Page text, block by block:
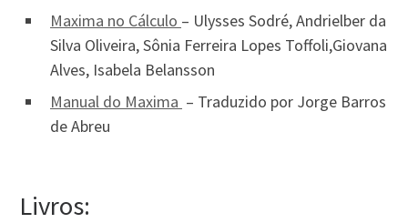
Maxima no Cálculo – Ulysses Sodré, Andrielber da
Silva Oliveira, Sônia Ferreira Lopes Toffoli,Giovana
Alves, Isabela Belansson
Manual do Maxima – Traduzido por Jorge Barros
de Abreu
Livros: